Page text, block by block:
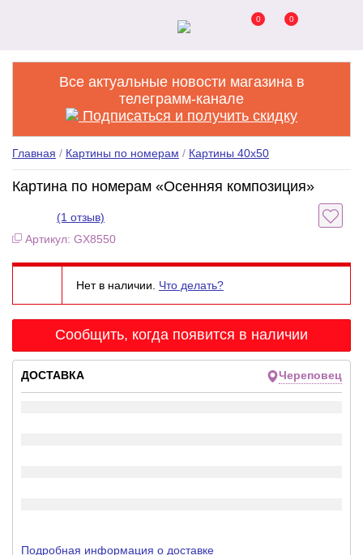
0 0
Все актуальные новости магазина в
телеграмм-канале
Подписаться и получить скидку
Главная / Картины по номерам / Картины 40x50
Картина по номерам «Осенняя композиция»
(1 отзыв)
Артикул: GX8550
Нет в наличии. Что делать?
Сообщить, когда появится в наличии
ДОСТАВКА Череповец
Подробная информация о доставке